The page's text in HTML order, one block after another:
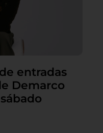
entradas
Demarco